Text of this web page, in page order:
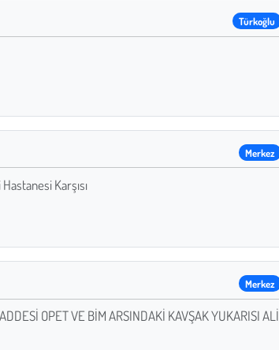
Türkoğlu
Merkez
Karşısı
Merkez
OPET VE BİM ARSINDAKİ KAVŞAK YUKARISI ALİ